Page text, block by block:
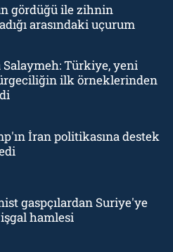
gördüğü ile zihnin
arasındaki uçurum
Salaymeh: Türkiye, yeni
ilk örneklerinden
İran politikasına destek
gaspçılardan Suriye'ye
hamlesi